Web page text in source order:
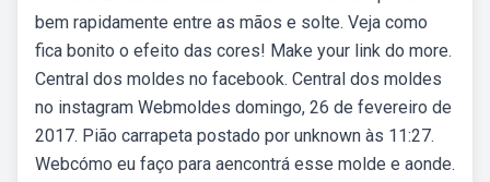
bem rapidamente entre as mãos e solte. Veja como
fica bonito o efeito das cores! Make your link do more.
Central dos moldes no facebook. Central dos moldes
no instagram Webmoldes domingo, 26 de fevereiro de
2017. Pião carrapeta postado por unknown às 11:27.
Webcómo eu faço para aencontrá esse molde e aonde.